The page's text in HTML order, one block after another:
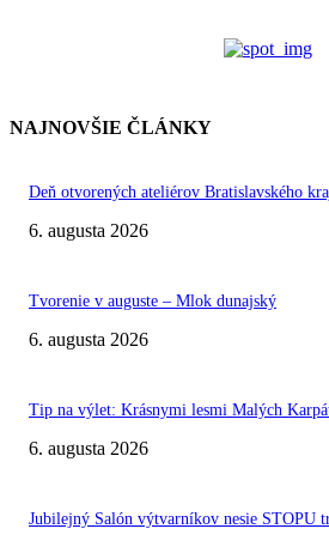
NAJNOVŠIE ČLÁNKY
Deň otvorených ateliérov Bratislavského
6. augusta 2026
Tvorenie v auguste – Mlok dunajský
6. augusta 2026
Tip na výlet: Krásnymi lesmi Malých
6. augusta 2026
Jubilejný Salón výtvarníkov nesie STOPU